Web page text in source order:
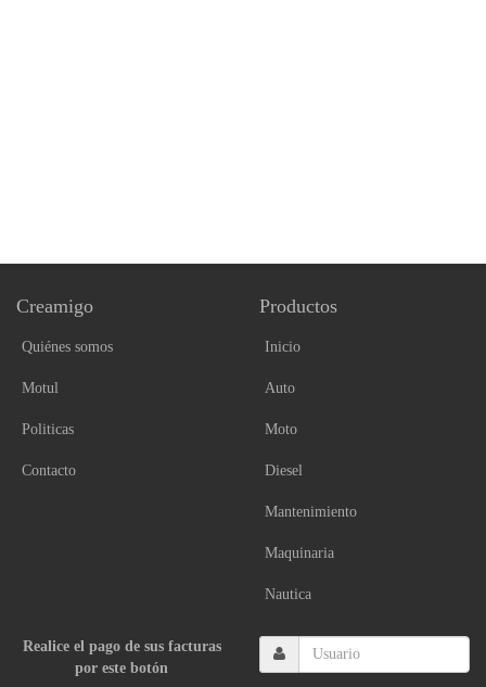
Creamigo
Quiénes somos
Motul
Politicas
Contacto
Productos
Inicio
Auto
Moto
Diesel
Mantenimiento
Maquinaria
Nautica
Realice el pago de sus facturas
por este botón